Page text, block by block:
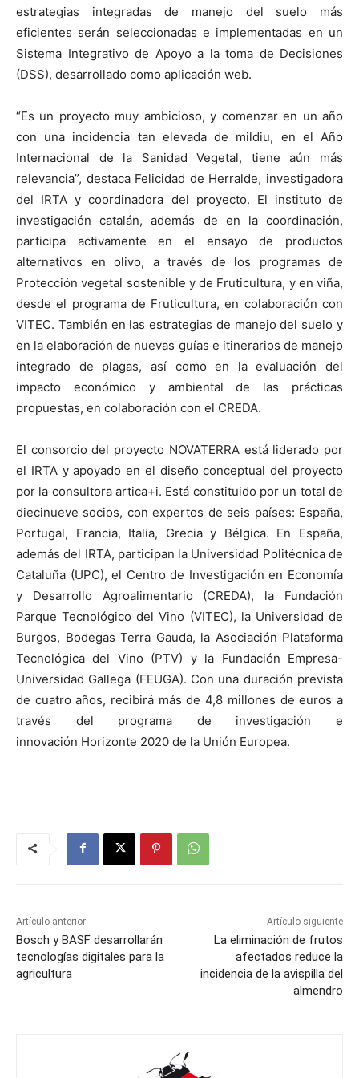
estrategias integradas de manejo del suelo más
eficientes serán seleccionadas e implementadas en un
Sistema Integrativo de Apoyo a la toma de Decisiones
(DSS), desarrollado como aplicación web.
“Es un proyecto muy ambicioso, y comenzar en un año
con una incidencia tan elevada de mildiu, en el Año
Internacional de la Sanidad Vegetal, tiene aún más
relevancia”, destaca Felicidad de Herralde, investigadora
del IRTA y coordinadora del proyecto. El instituto de
investigación catalán, además de en la coordinación,
participa activamente en el ensayo de productos
alternativos en olivo, a través de los programas de
Protección vegetal sostenible y de Fruticultura, y en viña,
desde el programa de Fruticultura, en colaboración con
VITEC. También en las estrategias de manejo del suelo y
en la elaboración de nuevas guías e itinerarios de manejo
integrado de plagas, así como en la evaluación del
impacto económico y ambiental de las prácticas
propuestas, en colaboración con el CREDA.
El consorcio del proyecto NOVATERRA está liderado por
el IRTA y apoyado en el diseño conceptual del proyecto
por la consultora artica+i. Está constituido por un total de
diecinueve socios, con expertos de seis países: España,
Portugal, Francia, Italia, Grecia y Bélgica. En España,
además del IRTA, participan la Universidad Politécnica de
Cataluña (UPC), el Centro de Investigación en Economía
y Desarrollo Agroalimentario (CREDA), la Fundación
Parque Tecnológico del Vino (VITEC), la Universidad de
Burgos, Bodegas Terra Gauda, la Asociación Plataforma
Tecnológica del Vino (PTV) y la Fundación Empresa-
Universidad Gallega (FEUGA). Con una duración prevista
de cuatro años, recibirá más de 4,8 millones de euros a
través del programa de investigación e
innovación Horizonte 2020 de la Unión Europea.
Artículo anterior
Bosch y BASF desarrollarán
tecnologías digitales para la
agricultura
Artículo siguiente
La eliminación de frutos
afectados reduce la
incidencia de la avispilla del
almendro